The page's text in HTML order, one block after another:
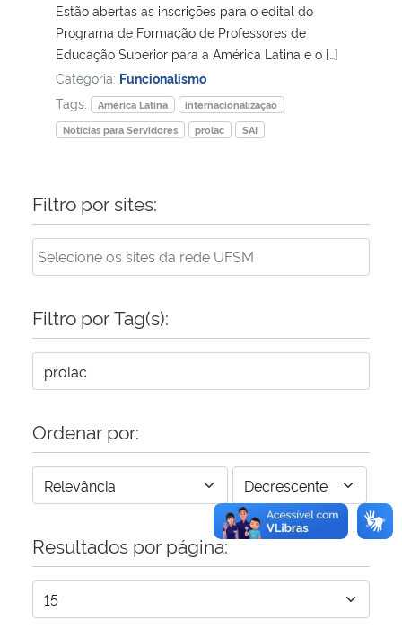
Gabinete de Segurança Institucional
Advocacia-Geral da União
Estão abertas as inscrições para o edital do
Programa de Formação de Professores de
Educação Superior para a América Latina e o […]
Categoria: Funcionalismo
Tags:
América Latina
internacionalização
Notícias para Servidores
prolac SAI
Filtro por sites:
Filtro por Tag(s):
Ordenar por:
Resultados por página: